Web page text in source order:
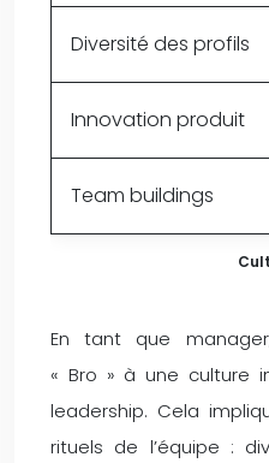
Diversité des profils
Innovation produit
Team buildings
En tant que
« Bro » à une culture
leadership. Cela
rituels de l’équipe :